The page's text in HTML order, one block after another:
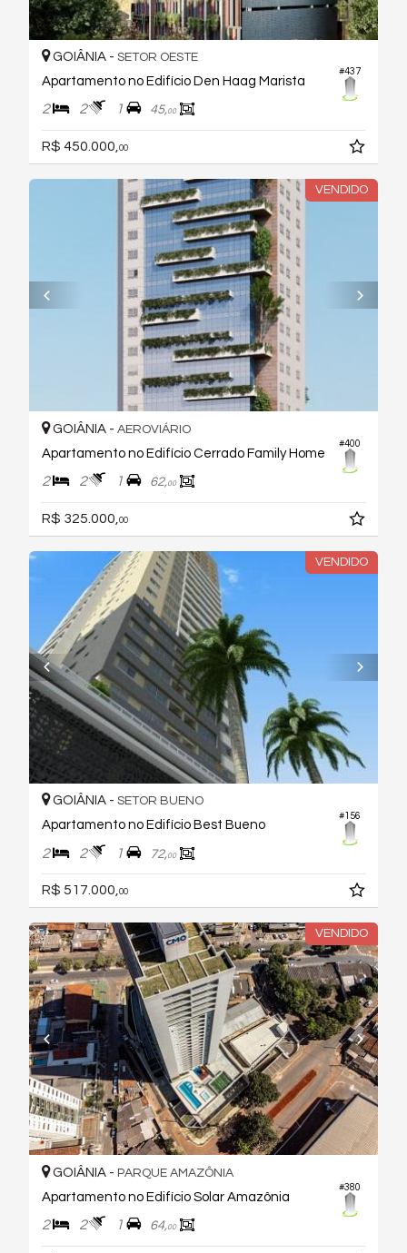
#437
GOIÂNIA - SETOR OESTE
Apartamento no Edifício Den Haag Marista
2 2 1 45,00
R$ 450.000,00
VENDIDO
#400
GOIÂNIA - AEROVIÁRIO
Apartamento no Edifício Cerrado Family Home
2 2 1 62,00
R$ 325.000, 00
VENDIDO
#156
GOIÂNIA - SETOR BUENO
Apartamento no Edifício Best Bueno
2 2 1 72,00
R$ 517.000,00
VENDIDO
#380
GOIÂNIA - PARQUE AMAZÔNIA
Apartamento no Edifício Solar Amazônia
2 2 1 64,00